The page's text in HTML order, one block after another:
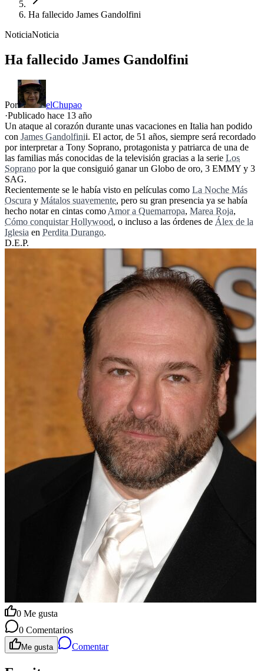
Ha fallecido James Gandolfini
NoticiaNoticia
Ha fallecido James Gandolfini
Por
elChupao
·Publicado hace 13 año
Un ataque al corazón durante unas vacaciones en Italia han podido
con James Gandolfinii. El actor, de 51 años, siempre será recordado
por interpretar a Tony Soprano, protagonista y patriarca de una de
las familias más conocidas de la televisión gracias a la serie Los
Soprano por la que consiguió ganar un Globo de oro, 3 EMMY y 3
SAG.
Recientemente se le había visto en películas como La Noche Más
Oscura y Mátalos suavemente, pero su gran presencia ya se había
hecho notar en cintas como Amor a Quemarropa, Marea Roja,
Cómo conquistar Hollywood, o incluso a las órdenes de Álex de la
Iglesia en Perdita Durango.
D.E.P.
0 Me gusta
0 Comentarios
Me gusta Comentar